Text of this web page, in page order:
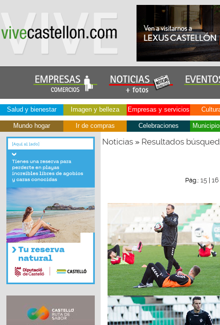
Salud y bienestar Imagen y belleza Empresas y servicios
Mundo hogar Ir de compras Celebraciones
Noticias» Resultados
Pág.: 15 16